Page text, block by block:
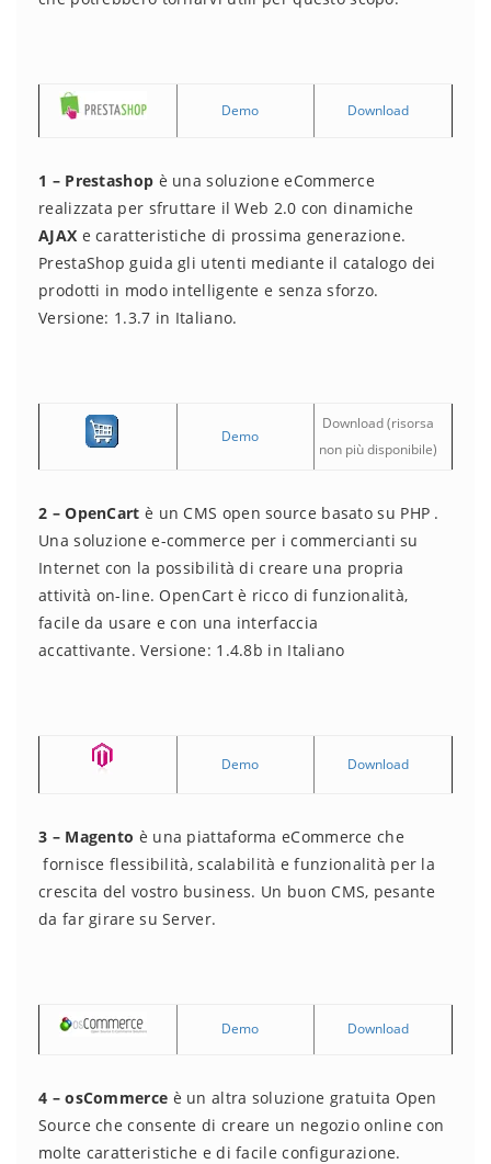
Demo Download
1 – Prestashop è una soluzione eCommerce
realizzata per sfruttare il Web 2.0 con dinamiche
AJAX e caratteristiche di prossima generazione.
PrestaShop guida gli utenti mediante il catalogo dei
prodotti in modo intelligente e senza sforzo.
Versione: 1.3.7 in Italiano.
Demo
Download(risorsa
non più disponibile)
2 – OpenCart è un CMS open source basato su PHP .
Una soluzione e-commerce per i commercianti su
Internet con la possibilità di creare una propria
attività on-line. OpenCart è ricco di funzionalità,
facile da usare e con una interfaccia
accattivante. Versione: 1.4.8b in Italiano
Demo Download
3 – Magento è una piattaforma eCommerce che
fornisce flessibilità, scalabilità e funzionalità per la
crescita del vostro business. Un buon CMS, pesante
da far girare su Server.
Demo Download
4 – osCommerce è un altra soluzione gratuita Open
Source che consente di creare un negozio online con
molte caratteristiche e di facile configurazione.